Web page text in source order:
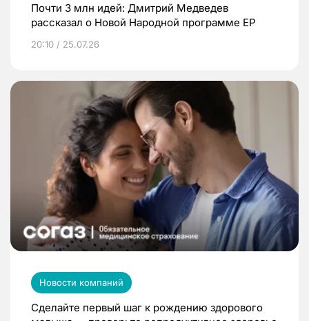
Почти 3 млн идей: Дмитрий Медведев
рассказал о Новой Народной программе ЕР
20:10 / 25.07.26
Новости компаний
Сделайте первый шаг к рождению здорового